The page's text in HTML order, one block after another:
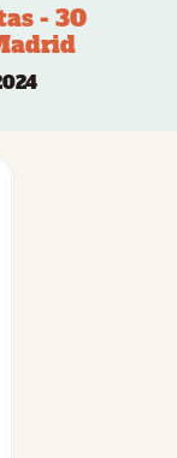
- 30